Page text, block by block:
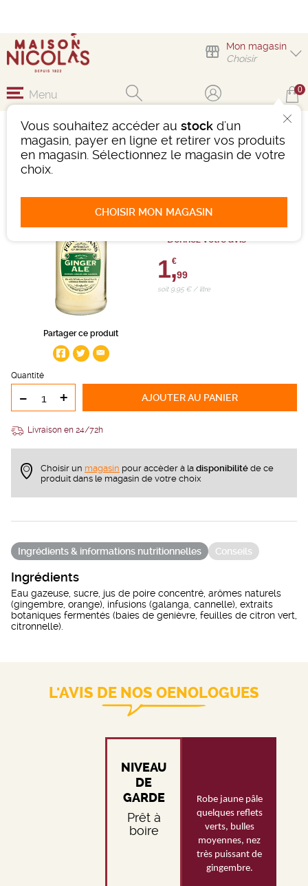
Mon magasin
Choisir
Vous souhaitez accéder au stock d'un
magasin, payer en ligne et retirer vos produits
en magasin. Sélectionnez le magasin de votre
choix.
CHOISIR MON MAGASIN
Menu 0
Partager ce produit
GINGER ALE
FENTIMANS 20 CL
0 avis
Donnez votre avis
1,
€
99
soit 9,95 € / litre
Quantité
- + AJOUTERAU PANIER
Livraison en 24/72h
Choisir un magasin pour accèder à la disponibilité de ce
produit dans le magasin de votre choix
Ingrédients & informations nutritionnelles Conseils
Ingrédients
Eau gazeuse, sucre, jus de poire concentré, arômes naturels
(gingembre, orange), infusions (galanga, cannelle), extraits
botaniques fermentés (baies de genièvre, feuilles de citron vert,
citronnelle).
L'AVIS DE NOS OENOLOGUES
Robe jaune pâle
quelques reflets
verts, bulles
moyennes, nez
très puissant de
gingembre.
NIVEAU
DE
GARDE
Prêt à
boire